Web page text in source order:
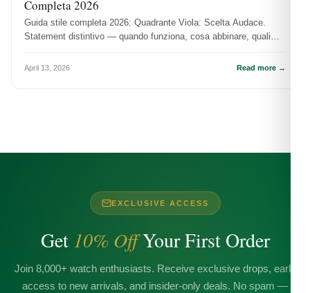
Completa 2026
Guida stile completa 2026: Quadrante Viola: Scelta Audace.
Statement distintivo — quando funziona, cosa abbinare, quali
April 13, 2026 Read more →
EXCLUSIVE ACCESS
Get 10% OffYour First Order
Join 8,000+ watch enthusiasts. Receive exclusive drops, early
access to new arrivals, and insider-only deals. No spam —